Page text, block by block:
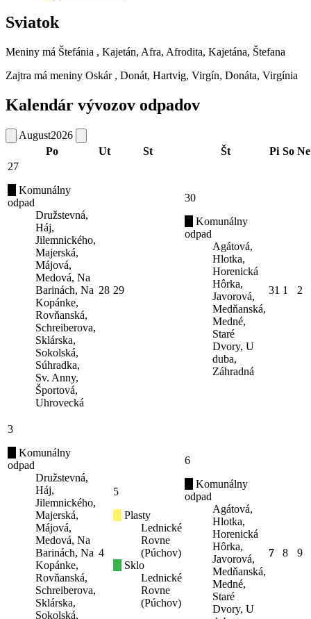
Sviatok
Meniny má Štefánia , Kajetán, Afra, Afrodita, Kajetána, Štefana
Zajtra má meniny Oskár , Donát, Hartvig, Virgín, Donáta, Virgínia
Kalendár vývozov odpadov
August2026
Po
Ut St Št Pi So Ne
27
Komunálny
odpad
Družstevná,
Háj,
Jilemnického,
Majerská,
Májová,
Medová, Na
Barinách, Na
Kopánke,
Rovňanská,
Schreiberova,
Sklárska,
Sokolská,
Súhradka,
Sv. Anny,
Športová,
Uhrovecká
28 29
30
Komunálny
odpad
Agátová,
Hlotka,
Horenická
Hôrka,
Javorová,
Medňanská,
Medné,
Staré
Dvory, U
duba,
Záhradná
31 1 2
3
Komunálny
odpad
Družstevná,
Háj,
Jilemnického,
Majerská,
Májová,
Medová, Na
Barinách, Na
Kopánke,
Rovňanská,
Schreiberova,
Sklárska,
Sokolská,
4
5
Plasty
Lednické
Rovne
(Púchov)
Sklo
Lednické
Rovne
(Púchov)
6
Komunálny
odpad
Agátová,
Hlotka,
Horenická
Hôrka,
Javorová,
Medňanská,
Medné,
Staré
Dvory, U
7 8 9